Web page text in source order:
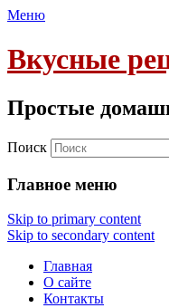
Меню
Вкусные
Простые
Поиск
Главное меню
Skip to primary content
Skip to secondary content
Главная
О сайте
Контакты